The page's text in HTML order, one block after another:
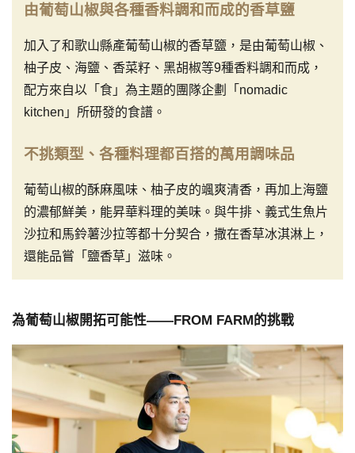
由葡萄山椒與各種香料調和而成的香草鹽
加入了和歌山縣產葡萄山椒的香草鹽，是由葡萄山椒、
柚子皮、海鹽、香菜籽、黑胡椒等9種香料調和而成，
配方來自以「食」為主題的團隊企劃「nomadic
kitchen」所研發的食譜。
不挑類型、各種料理都百搭的萬用調味品
葡萄山椒的酥麻風味、柚子皮的颯爽清香，再加上海鹽
的濃郁鮮美，能昇華料理的美味。與牛排、義式生魚片
沙拉和馬鈴薯沙拉等都十分契合，撒在香草冰淇淋上，
還能品嘗「鹽香草」滋味。
為葡萄山椒開拓可能性——FROM FARM的挑戰